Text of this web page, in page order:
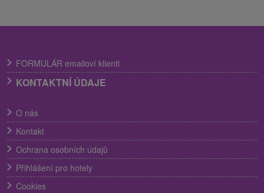
FORMULÁR emailoví klienti
KONTAKTNÍ ÚDAJE
O nás
Kontakt
Ochrana osobních údajů
Přihlášení pro hotely
Cookies